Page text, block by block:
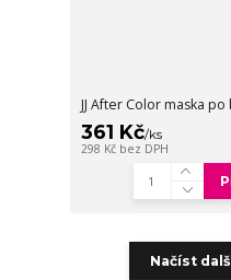
JJ After Color maska
361 Kč/ks
298 Kč bez DPH
Načíst